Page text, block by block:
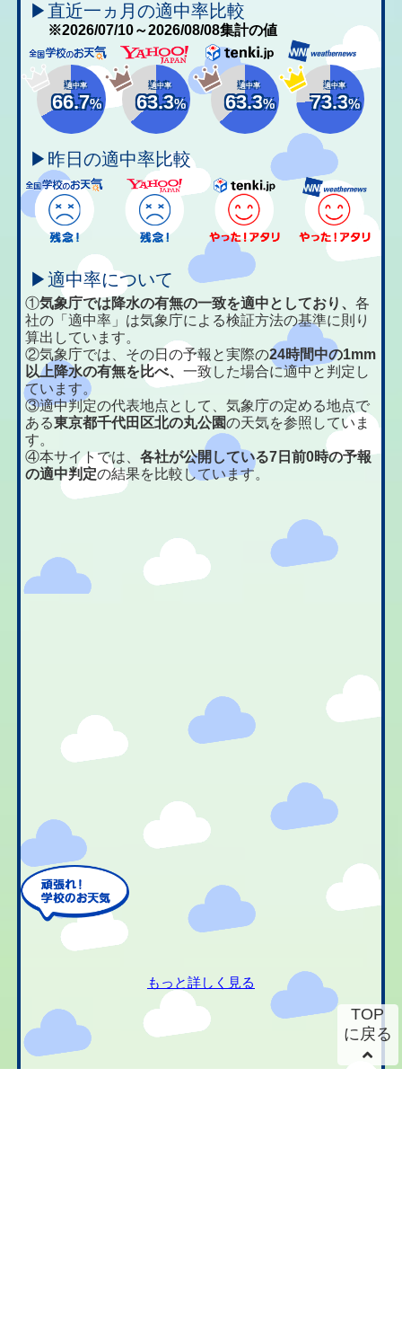
▶直近一ヵ月の適中率比較
※2026/07/10～2026/08/08集計の値
適中率
66.7%
適中率
63.3%
適中率
63.3%
適中率
73.3%
▶昨日の適中率比較
▶適中率について
①気象庁では降水の有無の一致を適中としており、各
社の「適中率」は気象庁による検証方法の基準に則り
算出しています。
②気象庁では、その日の予報と実際の24時間中の1mm
以上降水の有無を比べ、一致した場合に適中と判定し
ています。
③適中判定の代表地点として、気象庁の定める地点で
ある東京都千代田区北の丸公園の天気を参照していま
す。
④本サイトでは、各社が公開している7日前0時の予報
の適中判定の結果を比較しています。
もっと詳しく見る
TOP
に戻る